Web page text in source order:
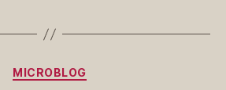
Kategorien
MICROBLOG